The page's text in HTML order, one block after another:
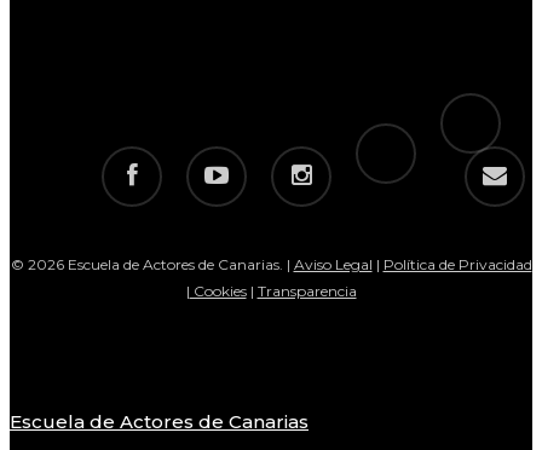
facebook youtube instagram
telegram
tiktok
email
© 2026 Escuela de Actores de Canarias. | Aviso Legal | Política de Privacidad
| Cookies| Transparencia
Close
Escuela de Actores de Canarias